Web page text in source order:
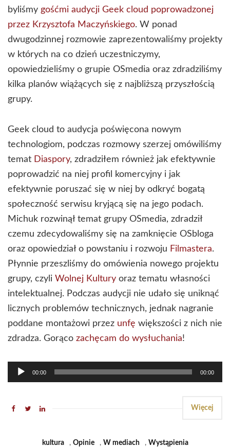
byliśmy gośćmi audycji Geek cloud poprowadzonej
przez Krzysztofa Maczyńskiego. W ponad
dwugodzinnej rozmowie zaprezentowaliśmy projekty
w których na co dzień uczestniczymy,
opowiedzieliśmy o grupie OSmedia oraz zdradziliśmy
kilka planów wiążących się z najbliższą przyszłością
grupy.
Geek cloud to audycja poświęcona nowym
technologiom, podczas rozmowy szerzej omówiliśmy
temat Diaspory, zdradziłem również jak efektywnie
poprowadzić na niej profil komercyjny i jak
efektywnie poruszać się w niej by odkryć bogatą
społeczność serwisu kryjącą się na jego podach.
Michuk rozwinął temat grupy OSmedia, zdradził
czemu zdecydowaliśmy się na zamknięcie OSbloga
oraz opowiedział o powstaniu i rozwoju Filmastera.
Płynnie przeszliśmy do omówienia nowego projektu
grupy, czyli Wolnej Kultury oraz tematu własności
intelektualnej. Podczas audycji nie udało się uniknąć
licznych problemów technicznych, jednak nagranie
poddane montażowi przez unfę większości z nich nie
zdradza. Gorąco zachęcam do wysłuchania!
Odtwarzacz
plików
00:00 00:00
Więcej
kultura , Opinie , W mediach , Wystąpienia